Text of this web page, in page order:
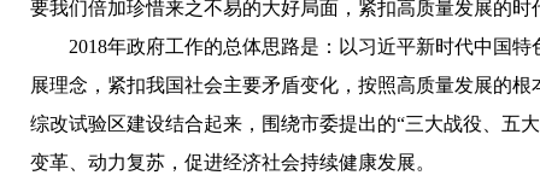
要我们倍加珍惜来之不易的大好局面，紧扣高质量发展的
2018年政府工作的总体思路是： 以习近平新时代中国
展理念，紧扣我国社会主要矛盾变化，按照高质量发展的
综改试验区建设结合起来，围绕市委提出的“三大战役、五
变革、动力复苏，促进经济社会持续健康发展。